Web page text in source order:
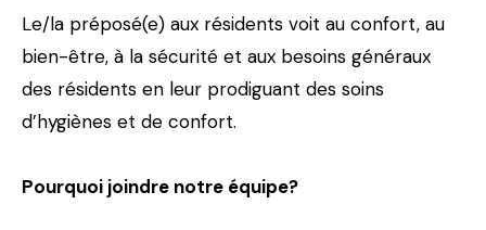
Le/la préposé(e) aux résidents voit au confort, au
bien-être, à la sécurité et aux besoins généraux
des résidents en leur prodiguant des soins
d’hygiènes et de confort.
Pourquoi joindre notre équipe?